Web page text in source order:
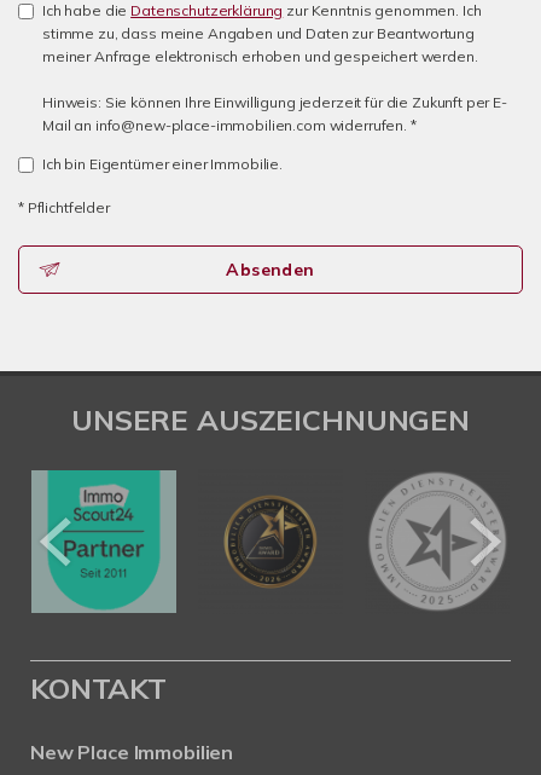
Ich habe die Datenschutzerklärung zur Kenntnis genommen. Ich
stimme zu, dass meine Angaben und Daten zur Beantwortung
meiner Anfrage elektronisch erhoben und gespeichert werden.
Hinweis: Sie können Ihre Einwilligung jederzeit für die Zukunft per E-
Mail an info@new-place-immobilien.com widerrufen. *
Ich bin Eigentümer einer Immobilie.
* Pflichtfelder
Absenden
UNSERE AUSZEICHNUNGEN
KONTAKT
New Place Immobilien